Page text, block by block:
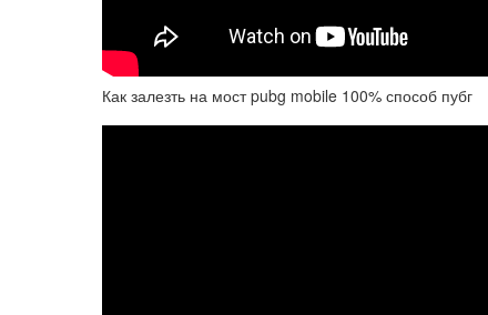
Как залезть на мост pubg mobile 100% способ пубг